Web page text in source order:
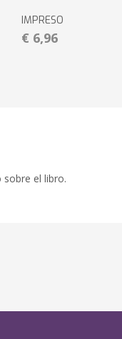
IMPRESO
€ 6,96
el libro.